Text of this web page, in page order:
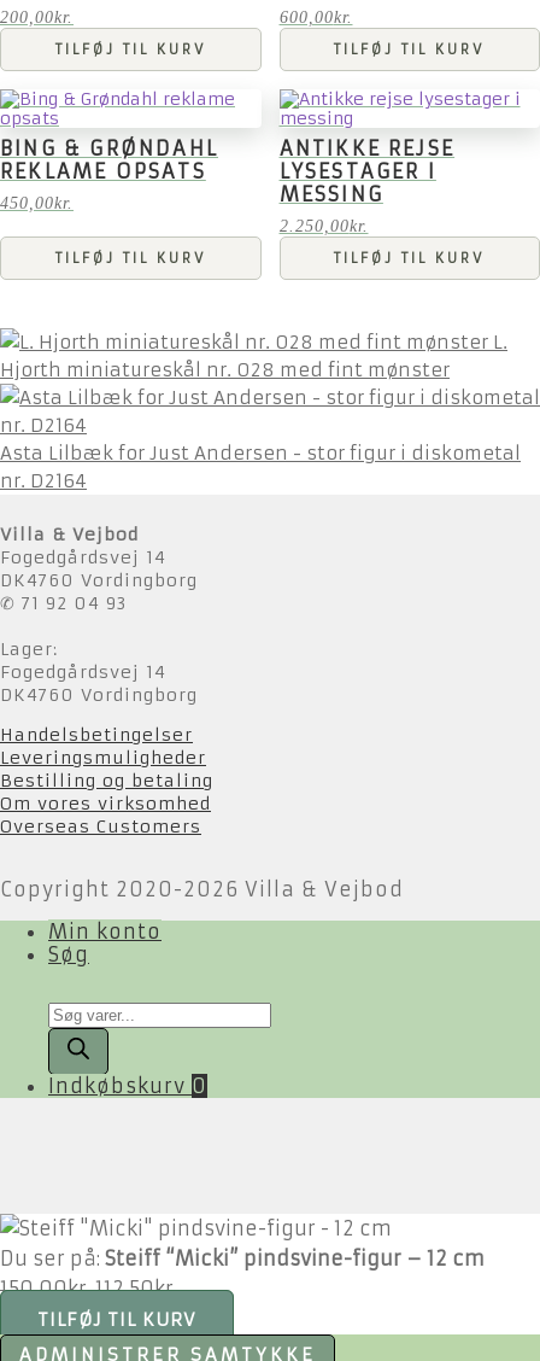
200,00kr.
TILFØJ TIL KURV
600,00kr.
TILFØJ TIL KURV
BING & GRØNDAHL
REKLAME OPSATS
450,00kr.
TILFØJ TIL KURV
ANTIKKE REJSE
LYSESTAGER I
MESSING
2.250,00kr.
TILFØJ TIL KURV
L.
Hjorth miniatureskål nr. 028 med fint mønster
Asta Lilbæk for Just Andersen - stor figur i diskometal
nr. D2164
Villa & Vejbod
Fogedgårdsvej 14
DK4760 Vordingborg
✆ 71 92 04 93
Lager:
Fogedgårdsvej 14
DK4760 Vordingborg
Handelsbetingelser
Leveringsmuligheder
Bestilling og betaling
Om vores virksomhed
Overseas Customers
Copyright 2020-2026 Villa & Vejbod
Min konto
Søg
Products
search
Indkøbskurv 0
Du ser på: Steiff “Micki” pindsvine-figur – 12 cm
150,00kr.Den
oprindelige
pris
112,50kr.Den
aktuelle
pris
TILFØJ TIL KURV
ADMINISTRER SAMTYKKE